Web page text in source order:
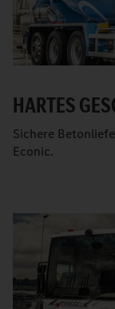
HARTES
Sichere
Econic.